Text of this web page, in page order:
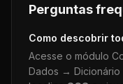
Perguntas
Como descobrir
Acesse o módulo
Dados →